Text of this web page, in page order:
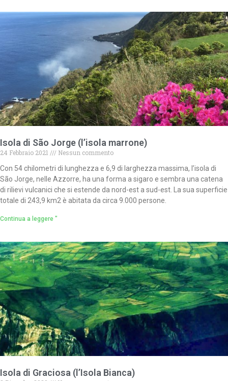
Isola di São Jorge (l’isola marrone)
24 Febbraio 2021
Nessun commento
Con 54 chilometri di lunghezza e 6,9 di larghezza massima, l’isola di
São Jorge, nelle Azzorre, ha una forma a sigaro e sembra una catena
di rilievi vulcanici che si estende da nord-est a sud-est. La sua superficie
totale di 243,9 km2 è abitata da circa 9.000 persone.
Continua a leggere "
Isola di Graciosa (l’Isola Bianca)